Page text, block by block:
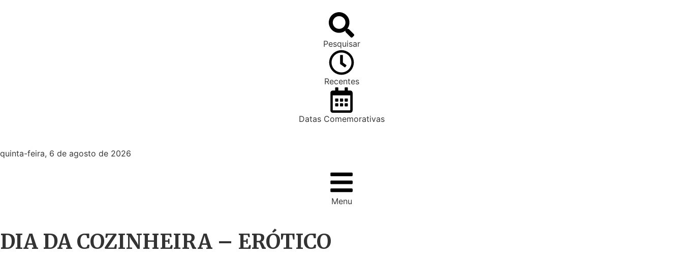
Pesquisar
Recentes
Datas Comemorativas
quinta-feira, 6 de agosto de 2026
Menu
DIA DA COZINHEIRA – ERÓTICO